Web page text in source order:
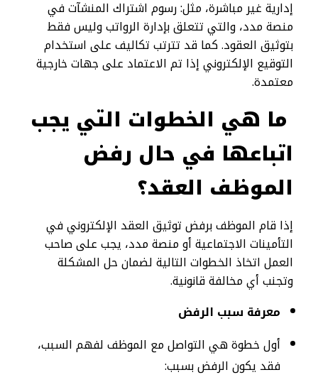
إدارية غير مباشرة، مثل: رسوم اشتراك المنشآت في
منصة مدد، والتي تتعلق بإدارة الرواتب وليس فقط
بتوثيق العقود. كما قد تترتب تكاليف على استخدام
التوقيع الإلكتروني إذا تم الاعتماد على جهات خارجية
معتمدة.
ما هي الخطوات التي يجب
اتباعها في حال رفض
الموظف العقد؟
إذا قام الموظف برفض توثيق العقد الإلكتروني في
التأمينات الاجتماعية أو منصة مدد، يجب على صاحب
العمل اتخاذ الخطوات التالية لضمان حل المشكلة
وتجنب أي مخالفة قانونية.
معرفة سبب الرفض
أول خطوة هي التواصل مع الموظف لفهم السبب،
فقد يكون الرفض بسبب: